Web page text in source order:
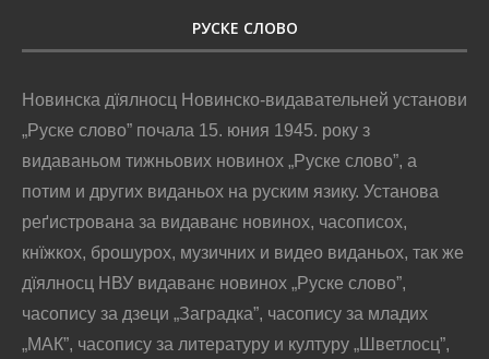
РУСКЕ СЛОВО
Новинска дїялносц Новинско-видавательней установи
„Руске слово” почала 15. юния 1945. року з
видаваньом тижньових новинох „Руске слово”, а
потим и других виданьох на руским язику. Установа
реґистрована за видаванє новинох, часописох,
кнїжкох, брошурох, музичних и видео виданьох, так же
дїялносц НВУ видаванє новинох „Руске слово”,
часопису за дзеци „Заградка”, часопису за младих
„МАК”, часопису за литературу и културу „Шветлосц”,